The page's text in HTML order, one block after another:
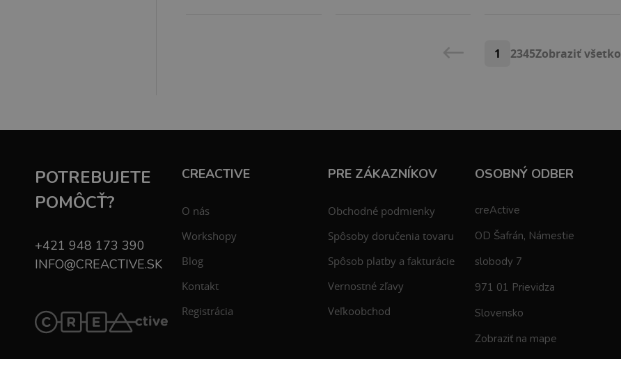
1 2345Zobraziť všetko
POTREBUJETE
POMÔCŤ?
+421 948 173 390
INFO@CREACTIVE.SK
CREACTIVE
O nás
Workshopy
Blog
Kontakt
Registrácia
PRE ZÁKAZNÍKOV
Obchodné podmienky
Spôsoby doručenia tovaru
Spôsob platby a fakturácie
Vernostné zľavy
Veľkoobchod
OSOBNÝ ODBER
creActive
OD Šafrán, Námestie
slobody 7
971 01 Prievidza
Slovensko
Zobraziť na mape